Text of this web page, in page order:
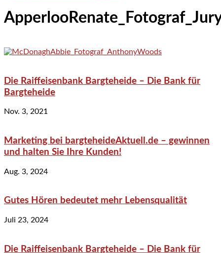
Die Raiffeisenbank Bargteheide – Die Bank für
Bargteheide
Nov. 3, 2021
Marketing bei bargteheideAktuell.de – gewinnen
und halten Sie Ihre Kunden!
Aug. 3, 2024
Gutes Hören bedeutet mehr Lebensqualität
Juli 23, 2024
Die Raiffeisenbank Bargteheide – Die Bank für